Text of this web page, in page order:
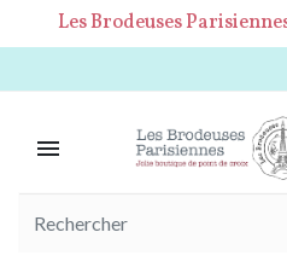
Les Brodeuses
